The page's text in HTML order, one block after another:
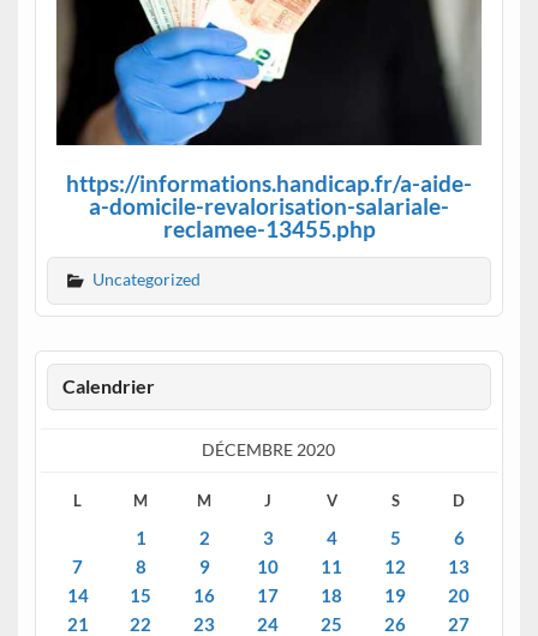
https://informations.handicap.fr/a-aide-
a-domicile-revalorisation-salariale-
reclamee-13455.php
Uncategorized
Calendrier
DÉCEMBRE 2020
L M M J V S D
1 2 3 4 5
6
7
8 9 10 11 12
13
14
15 16 17 18 19
20
21
22 23 24 25 26
27